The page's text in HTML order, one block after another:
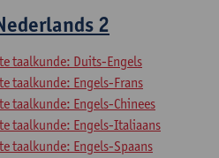
2
taalkunde: Duits-Engels
taalkunde: Engels-Frans
taalkunde: Engels-Chinees
taalkunde: Engels-Italiaans
taalkunde: Engels-Spaans